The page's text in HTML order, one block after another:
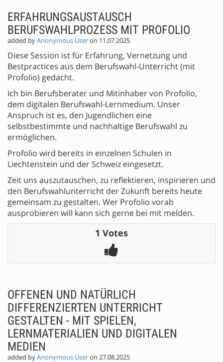
ERFAHRUNGSAUSTAUSCH
BERUFSWAHLPROZESS MIT PROFOLIO
added byAnonymous Useron 11.07.2025
Diese Session ist für Erfahrung, Vernetzung und
Bestpractices aus dem Berufswahl-Unterricht (mit
Profolio) gedacht.
Ich bin Berufsberater und Mitinhaber von Profolio,
dem digitalen Berufswahl-Lernmedium. Unser
Anspruch ist es, den Jugendlichen eine
selbstbestimmte und nachhaltige Berufswahl zu
ermöglichen.
Profolio wird bereits in einzelnen Schulen in
Liechtenstein und der Schweiz eingesetzt.
Zeit uns auszutauschen, zu reflektieren, inspirieren und
den Berufswahlunterricht der Zukunft bereits heute
gemeinsam zu gestalten. Wer Profolio vorab
ausprobieren will kann sich gerne bei mit melden.
1 Votes
OFFENEN UND NATÜRLICH
DIFFERENZIERTEN UNTERRICHT
GESTALTEN - MIT SPIELEN,
LERNMATERIALIEN UND DIGITALEN
MEDIEN
added byAnonymous Useron 27.08.2025